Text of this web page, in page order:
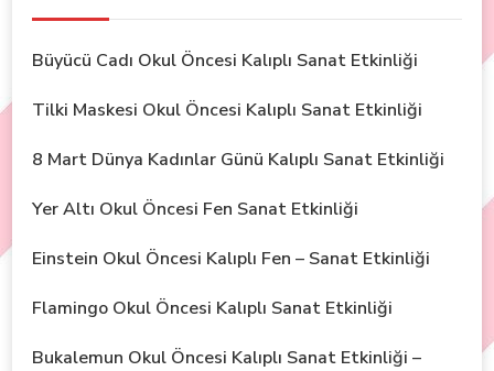
Büyücü Cadı Okul Öncesi Kalıplı Sanat Etkinliği
Tilki Maskesi Okul Öncesi Kalıplı Sanat Etkinliği
8 Mart Dünya Kadınlar Günü Kalıplı Sanat Etkinliği
Yer Altı Okul Öncesi Fen Sanat Etkinliği
Einstein Okul Öncesi Kalıplı Fen – Sanat Etkinliği
Flamingo Okul Öncesi Kalıplı Sanat Etkinliği
Bukalemun Okul Öncesi Kalıplı Sanat Etkinliği –